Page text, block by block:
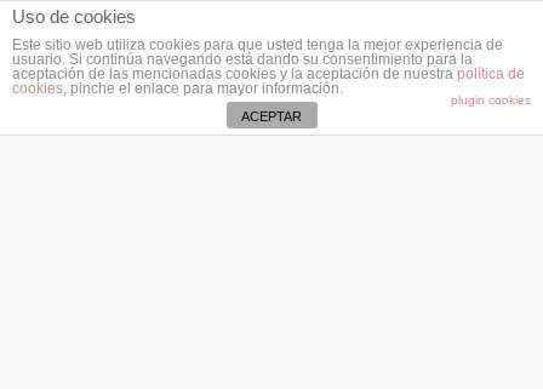
Uso de cookies
Este sitio web utiliza cookies para que usted tenga la mejor experiencia de
usuario. Si continúa navegando está dando su consentimiento para la
aceptación de las mencionadas cookies y la aceptación de nuestra política de
cookies, pinche el enlace para mayor información.
plugin cookies
ACEPTAR